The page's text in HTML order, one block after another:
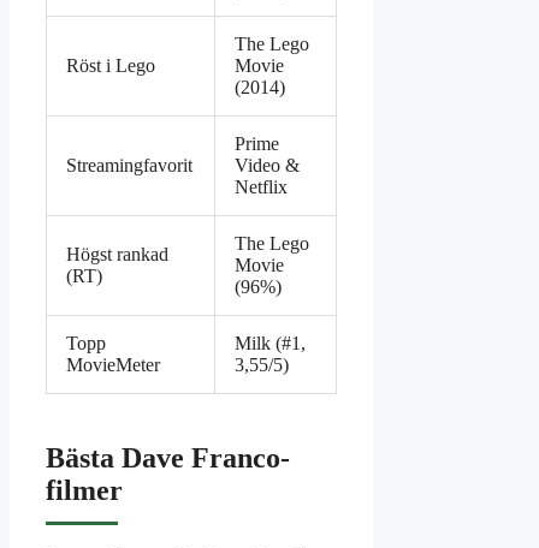
Röst i Lego
The Lego
Movie
(2014)
Streamingfavorit
Prime
Video &
Netflix
Högst rankad
(RT)
The Lego
Movie
(96%)
Topp
MovieMeter
Milk (#1,
3,55/5)
Bästa Dave Franco-
filmer